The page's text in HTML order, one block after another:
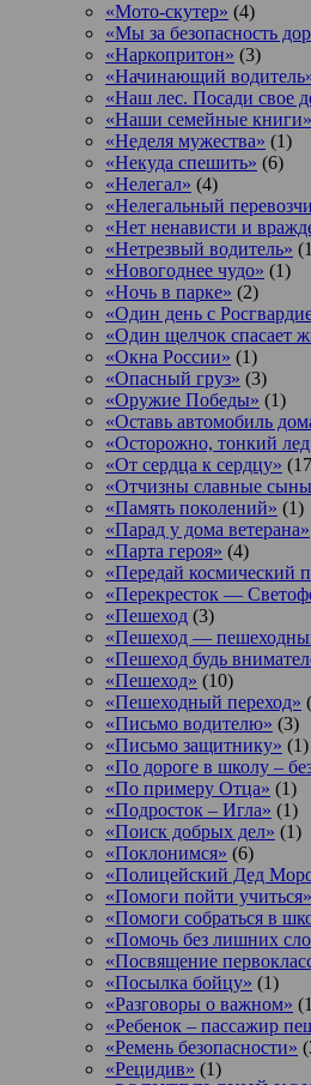
«Мото-скутер» (4)
«Мы за безопасность
«Наркопритон» (3)
«Начинающий
«Наш лес. Посади свое
«Наши семейные книги»
«Неделя мужества» (1)
«Некуда спешить» (6)
«Нелегал» (4)
«Нелегальный
«Нет ненависти и
«Нетрезвый водитель»
«Новогоднее чудо» (1)
«Ночь в парке» (2)
«Один день с
«Один щелчок спасает
«Окна России» (1)
«Опасный груз» (3)
«Оружие Победы» (1)
«Оставь автомобиль
«Осторожно, тонкий
«От сердца к сердцу»
«Отчизны славные
«Память поколений» (1)
«Парад у дома ветерана»
«Парта героя» (4)
«Передай космический
«Перекресток —
«Пешеход (3)
«Пешеход —
«Пешеход будь
«Пешеход» (10)
«Пешеходный переход»
«Письмо водителю» (3)
«Письмо защитнику» (1)
«По дороге в школу –
«По примеру Отца» (1)
«Подросток ‒ Игла» (1)
«Поиск добрых дел» (1)
«Поклонимся» (6)
«Полицейский Дед
«Помоги пойти учиться»
«Помоги собраться в
«Помочь без лишних
«Посвящение
«Посылка бойцу» (1)
«Разговоры о важном»
«Ребенок – пассажир
«Ремень безопасности»
«Рецидив» (1)